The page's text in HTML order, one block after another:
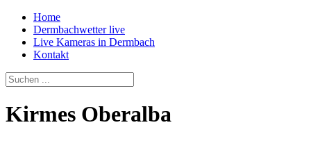
Home
Dermbachwetter live
Live Kameras in Dermbach
Kontakt
Kirmes Oberalba